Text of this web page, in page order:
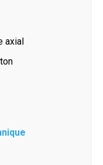
axial